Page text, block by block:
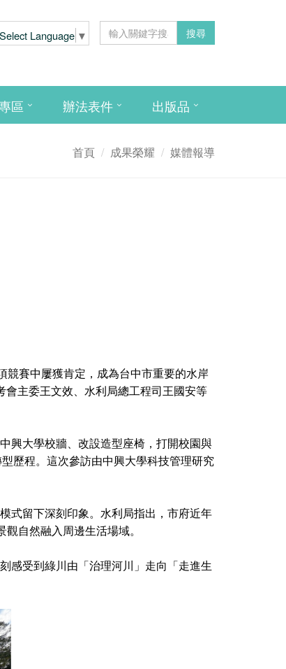
Select Language ▼ 搜尋
區 辦法表件 出版品
首頁 成果榮耀 媒體報導
賽中屢獲肯定，成為台中市重要的水岸
主委王文效、水利局總工程司王國安等
興大學校牆、改設造型座椅，打開校園與
歷程。這次參訪由中興大學科技管理研究
式留下深刻印象。水利局指出，市府近年
自然融入周邊生活場域。
感受到綠川由「治理河川」走向「走進生